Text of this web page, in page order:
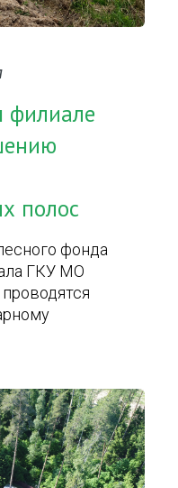
филиале
полос
фонда
ГКУ МО